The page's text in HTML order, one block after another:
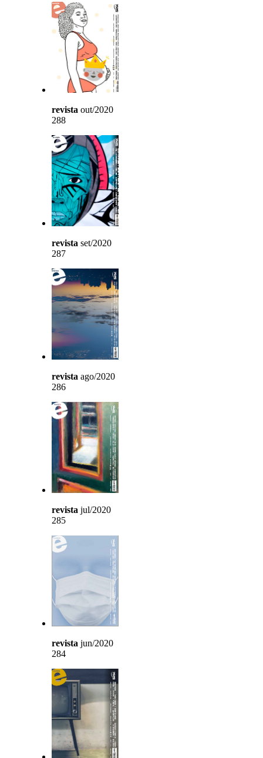
revista out/2020
288
revista set/2020
287
revista ago/2020
286
revista jul/2020
285
revista jun/2020
284